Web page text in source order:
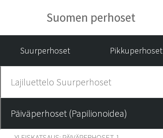
Suomen perhoset
Suurperhoset Pikkuperhoset
Lajiluettelo Suurperhoset
Päiväperhoset (Papilionoidea)